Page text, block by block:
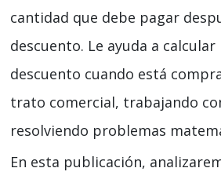
cantidad que debe pagar
descuento. Le ayuda a calcular
descuento cuando está
trato comercial, trabajando
resolviendo problemas
En esta publicación,